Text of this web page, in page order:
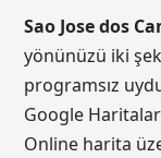
Sao Jose dos
yönünüzü iki
programsız
Google
Online harita